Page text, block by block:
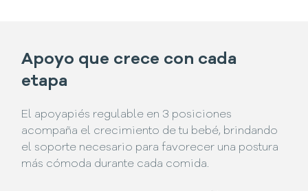
Apoyo que crece con cada
etapa
El apoyapiés regulable en 3 posiciones
acompaña el crecimiento de tu bebé, brindando
el soporte necesario para favorecer una postura
más cómoda durante cada comida.